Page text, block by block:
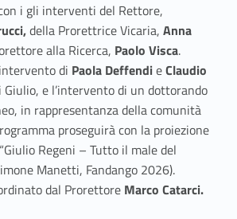
i gli interventi del Rettore,
della Prorettrice Vicaria, Anna
alla Ricerca, Paolo Visca.
di Paola DeffendieClaudio
e l’intervento di un dottorando
in rappresentanza della comunità
proseguirà con la proiezione
Regeni – Tutto il male del
Manetti, Fandango 2026).
dal Prorettore Marco Catarci.